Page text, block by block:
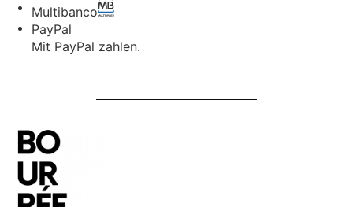
Multibanco
PayPal
Mit PayPal zahlen.